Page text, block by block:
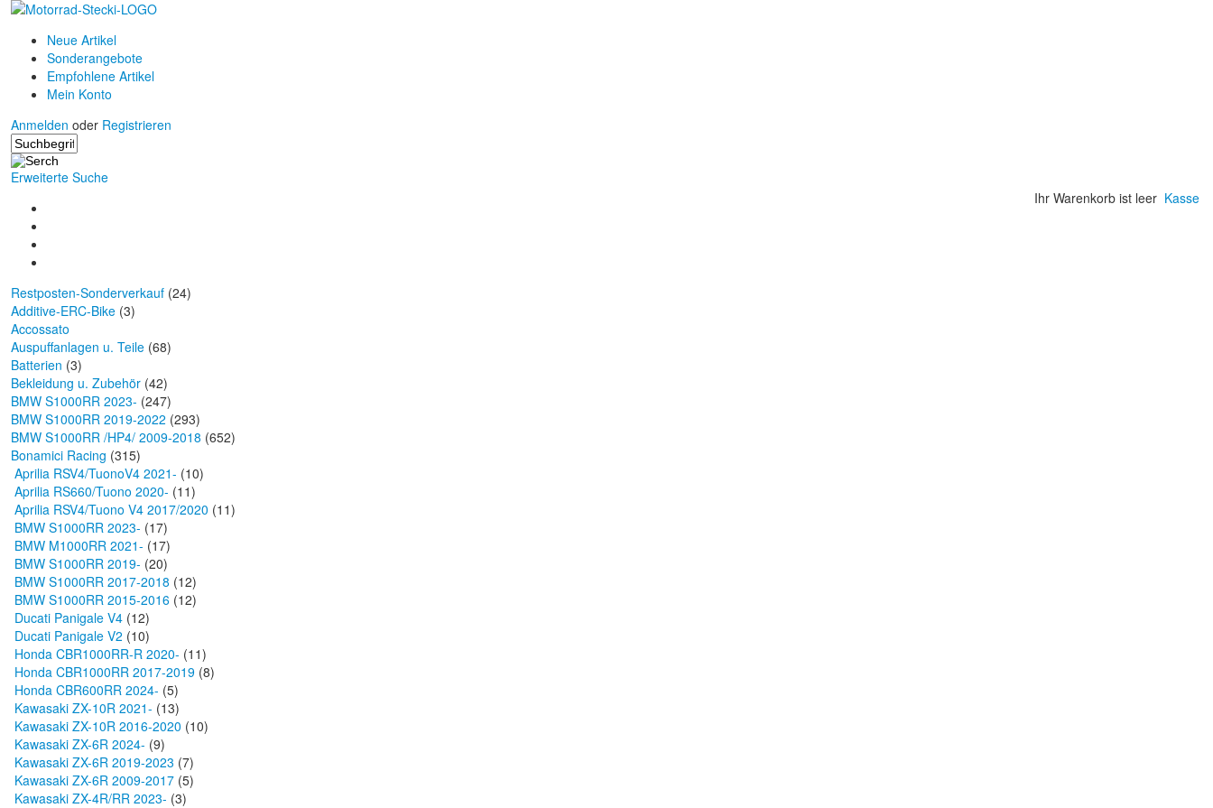
Neue Artikel
Sonderangebote
Empfohlene Artikel
Mein Konto
Anmelden oder Registrieren
Erweiterte Suche
Ihr Warenkorb ist leer Kasse
Restposten-Sonderverkauf (24)
Additive-ERC-Bike (3)
Accossato
Auspuffanlagen u. Teile (68)
Batterien (3)
Bekleidung u. Zubehör (42)
BMW S1000RR 2023- (247)
BMW S1000RR 2019-2022 (293)
BMW S1000RR /HP4/ 2009-2018 (652)
Bonamici Racing (315)
Aprilia RSV4/TuonoV4 2021- (10)
Aprilia RS660/Tuono 2020- (11)
Aprilia RSV4/Tuono V4 2017/2020 (11)
BMW S1000RR 2023- (17)
BMW M1000RR 2021- (17)
BMW S1000RR 2019- (20)
BMW S1000RR 2017-2018 (12)
BMW S1000RR 2015-2016 (12)
Ducati Panigale V4 (12)
Ducati Panigale V2 (10)
Honda CBR1000RR-R 2020- (11)
Honda CBR1000RR 2017-2019 (8)
Honda CBR600RR 2024- (5)
Kawasaki ZX-10R 2021- (13)
Kawasaki ZX-10R 2016-2020 (10)
Kawasaki ZX-6R 2024- (9)
Kawasaki ZX-6R 2019-2023 (7)
Kawasaki ZX-6R 2009-2017 (5)
Kawasaki ZX-4R/RR 2023- (3)